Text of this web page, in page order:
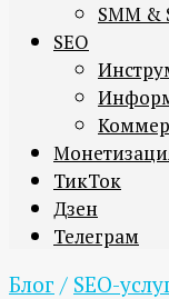
SMM &
SEO
ТикТок
Дзен
Телеграм
Блог / SEO-